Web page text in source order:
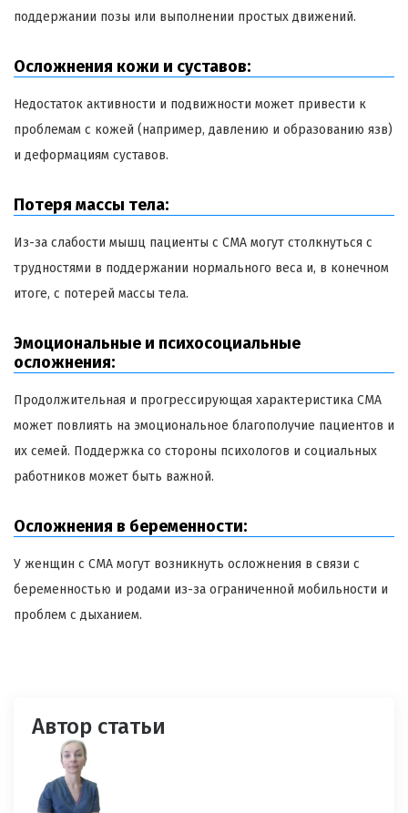
поддержании позы или выполнении простых движений.
Осложнения кожи и суставов:
Недостаток активности и подвижности может привести к
проблемам с кожей (например, давлению и образованию язв)
и деформациям суставов.
Потеря массы тела:
Из-за слабости мышц пациенты с СМА могут столкнуться с
трудностями в поддержании нормального веса и, в конечном
итоге, с потерей массы тела.
Эмоциональные и психосоциальные
осложнения:
Продолжительная и прогрессирующая характеристика СМА
может повлиять на эмоциональное благополучие пациентов и
их семей. Поддержка со стороны психологов и социальных
работников может быть важной.
Осложнения в беременности:
У женщин с СМА могут возникнуть осложнения в связи с
беременностью и родами из-за ограниченной мобильности и
проблем с дыханием.
Автор статьи